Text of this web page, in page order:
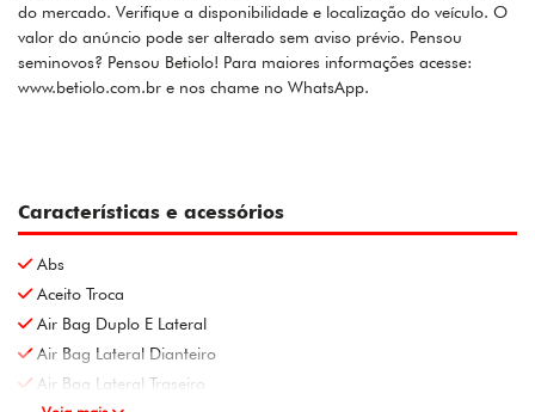
do mercado. Verifique a disponibilidade e localização do veículo. O
valor do anúncio pode ser alterado sem aviso prévio. Pensou
seminovos? Pensou Betiolo! Para maiores informações acesse:
www.betiolo.com.br e nos chame no WhatsApp.
Características e acessórios
Abs
Aceito Troca
Air Bag Duplo E Lateral
Air Bag Lateral Dianteiro
Air Bag Lateral Traseiro